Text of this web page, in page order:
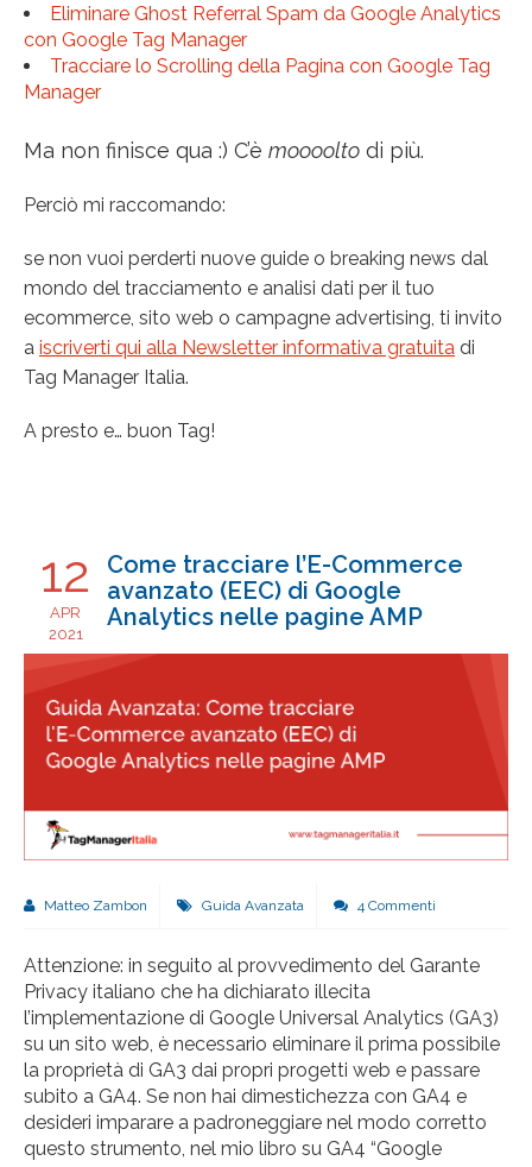
Eliminare Ghost Referral Spam da Google Analytics
con Google Tag Manager
Tracciare lo Scrolling della Pagina con Google Tag
Manager
Ma non finisce qua :) C’è moooolto di più.
Perciò mi raccomando:
se non vuoi perderti nuove guide o breaking news dal
mondo del tracciamento e analisi dati per il tuo
ecommerce, sito web o campagne advertising, ti invito
a iscriverti qui alla Newsletter informativa gratuita di
Tag Manager Italia.
A presto e… buon Tag!
12
APR
2021
Come tracciare l’E-Commerce
avanzato (EEC) di Google
Analytics nelle pagine AMP
Matteo Zambon Guida Avanzata 4 Commenti
Attenzione: in seguito al provvedimento del Garante
Privacy italiano che ha dichiarato illecita
l’implementazione di Google Universal Analytics (GA3)
su un sito web, è necessario eliminare il prima possibile
la proprietà di GA3 dai propri progetti web e passare
subito a GA4. Se non hai dimestichezza con GA4 e
desideri imparare a padroneggiare nel modo corretto
questo strumento, nel mio libro su GA4 “Google